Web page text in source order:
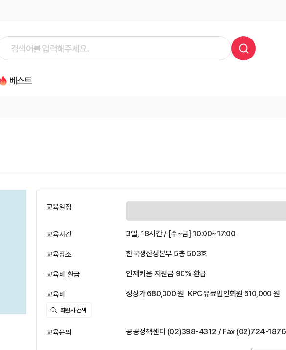
베스트
교육일정
교육시간 3일, 18시간 / [수~금] 10:00~17:00
교육장소 한국생산성본부 5층 503호
교육비 환급 인재키움 지원금 90% 환급
교육비 정상가 680,000 원 KPC 유료법인회원 610,000 원
교육문의 공공정책센터 (02)398-4312 / Fax (02)724-1876